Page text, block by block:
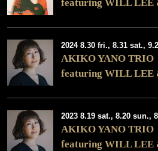
featuring WILL LEE
2024 8.30 fri., 8.31 sat.,
AKIKO YANO TRIO
featuring WILL LEE
2023 8.19 sat., 8.20 sun.,
AKIKO YANO TRIO
featuring WILL LEE